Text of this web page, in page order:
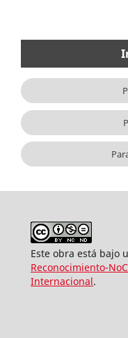
Este obra está bajo
Reconocimiento-
Internacional.